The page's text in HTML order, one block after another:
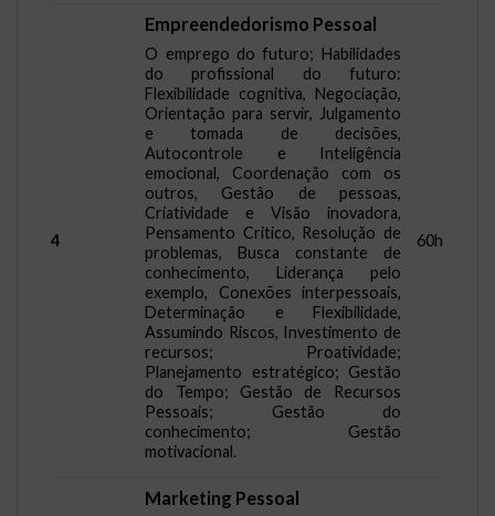
4
Empreendedorismo Pessoal
O emprego do futuro; Habilidades
do profissional do futuro:
Flexibilidade cognitiva, Negociação,
Orientação para servir, Julgamento
e tomada de decisões,
Autocontrole e Inteligência
emocional, Coordenação com os
outros, Gestão de pessoas,
Criatividade e Visão inovadora,
Pensamento Critico, Resolução de
problemas, Busca constante de
conhecimento, Liderança pelo
exemplo, Conexões interpessoais,
Determinação e Flexibilidade,
Assumindo Riscos, Investimento de
recursos; Proatividade;
Planejamento estratégico; Gestão
do Tempo; Gestão de Recursos
Pessoais; Gestão do
conhecimento; Gestão
motivacional.
60h
Marketing Pessoal